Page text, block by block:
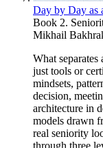
Day by Day as
Book 2.
Mikhail
What
just tools or
mindsets,
decision,
architecture in
models drawn
real seniority